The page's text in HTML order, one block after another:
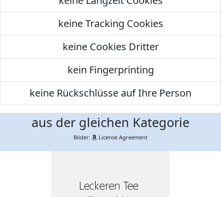
keine Tracking Cookies
keine Cookies Dritter
kein Fingerprinting
keine Rückschlüsse auf Ihre Person
aus der gleichen Kategorie
Bilder: License Agreement